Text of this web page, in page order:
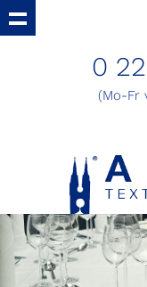
0
(Mo-Fr